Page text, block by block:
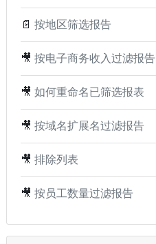
📄 按地区筛选报告
🎥 按电子商务收入过滤报告
🎥 如何重命名已筛选报表
🎥 按域名扩展名过滤报告
🎥 排除列表
🎥 按员工数量过滤报告